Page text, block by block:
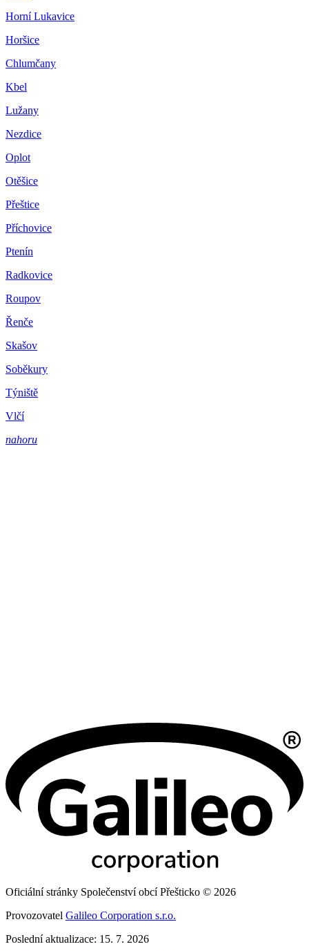
Horní Lukavice
Horšice
Chlumčany
Kbel
Lužany
Nezdice
Oplot
Otěšice
Přeštice
Příchovice
Ptenín
Radkovice
Roupov
Řenče
Skašov
Soběkury
Týniště
Vlčí
nahoru
Oficiální stránky Společenství obcí Přešticko © 2026
Provozovatel Galileo Corporation s.r.o.
Poslední aktualizace: 15. 7. 2026